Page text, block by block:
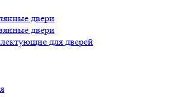
двери
двери
для дверей